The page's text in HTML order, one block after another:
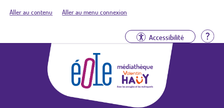
Aller au contenu Aller au menu connexion
Accessibilité